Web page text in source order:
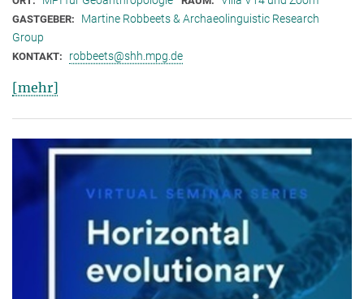
GASTGEBER:
Martine Robbeets & Archaeolinguistic Research
Group
KONTAKT: robbeets@shh.mpg.de
[mehr]